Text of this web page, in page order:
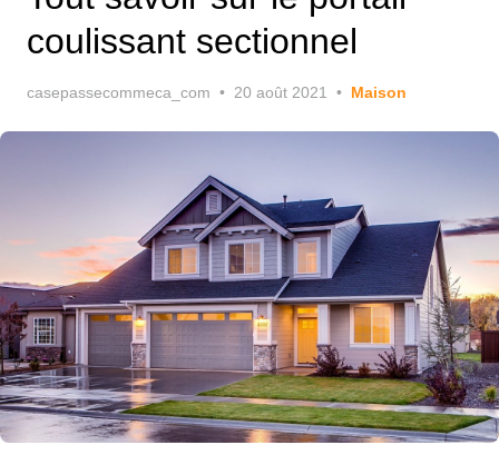
coulissant sectionnel
casepassecommeca_com
Posted
20 août 2021 Maison